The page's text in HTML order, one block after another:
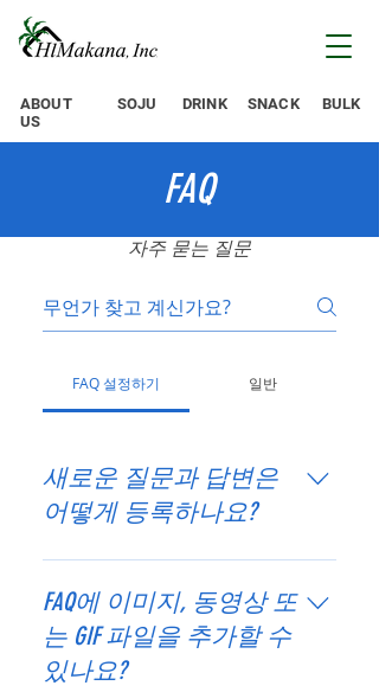
DRINK
SOJU BULK
SNACK
ABOUT
US
FAQ
자주 묻는 질문
FAQ 설정하기 일반
새로운 질문과 답변은
어떻게 등록하나요?
새로운 FAQ 항목을 등록하려면 다음 절
차를 참고하세요. 'FAQ 관리' 버튼 클릭
사이트 대시보드에서 '추가하기' 버튼 클
릭 후 'Q&A' 옵션 선택 질문 및 답변에
해당하는 카테고리 지정 저장 및 게시 언
FAQ에 이미지, 동영상 또
는 GIF 파일을 추가할 수
있나요?